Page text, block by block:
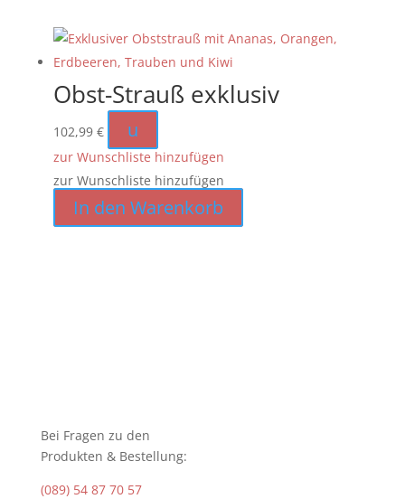
Obst-Strauß exklusiv
102,99 € u
zur Wunschliste hinzufügen
zur Wunschliste hinzufügen
In den Warenkorb
Bei Fragen zu den
Produkten & Bestellung:
(089) 54 87 70 57